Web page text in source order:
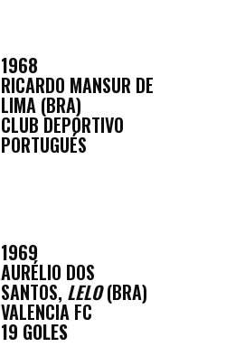
1968
RICARDO MANSUR DE
LIMA (BRA)
CLUB DEPORTIVO
PORTUGUÉS
1969
AURÉLIO DOS
SANTOS, LELO(BRA)
VALENCIA FC
19 GOLES